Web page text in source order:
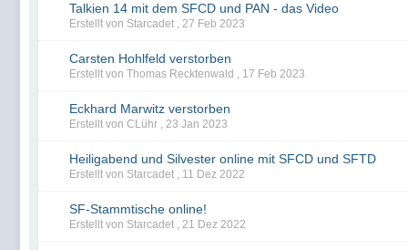
Talkien 14 mit dem SFCD und PAN - das Video
Erstellt von Starcadet , 27 Feb 2023
Carsten Hohlfeld verstorben
Erstellt von Thomas Recktenwald , 17 Feb 2023
Eckhard Marwitz verstorben
Erstellt von CLühr , 23 Jan 2023
Heiligabend und Silvester online mit SFCD und SFTD
Erstellt von Starcadet , 11 Dez 2022
SF-Stammtische online!
Erstellt von Starcadet , 21 Dez 2022